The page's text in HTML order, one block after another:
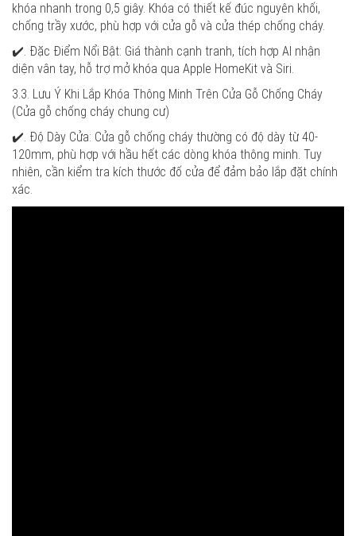
khóa nhanh trong 0,5 giây. Khóa có thiết kế đúc nguyên khối,
chống trầy xước, phù hợp với cửa gỗ và cửa thép chống cháy.
✔️. Đặc Điểm Nổi Bật: Giá thành cạnh tranh, tích hợp AI nhận
diện vân tay, hỗ trợ mở khóa qua Apple HomeKit và Siri.
3.3. Lưu Ý Khi Lắp Khóa Thông Minh Trên Cửa Gỗ Chống Cháy
(Cửa gỗ chống cháy chung cư)
✔️. Độ Dày Cửa: Cửa gỗ chống cháy thường có độ dày từ 40-
120mm, phù hợp với hầu hết các dòng khóa thông minh. Tuy
nhiên, cần kiểm tra kích thước đố cửa để đảm bảo lắp đặt chính
xác.